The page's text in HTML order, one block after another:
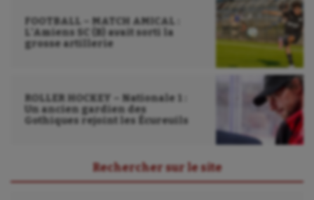
FOOTBALL – MATCH AMICAL :
L’Amiens SC (B) avait sorti la
grosse artillerie
ROLLER HOCKEY – Nationale 1 :
Un ancien gardien des
Gothiques rejoint les Écureuils
Rechercher sur le site